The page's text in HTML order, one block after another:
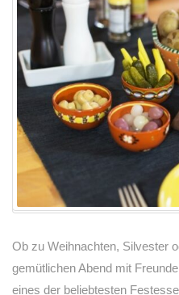
Ob zu Weihnachten, Silvester
gemütlichen Abend mit
eines der beliebtesten